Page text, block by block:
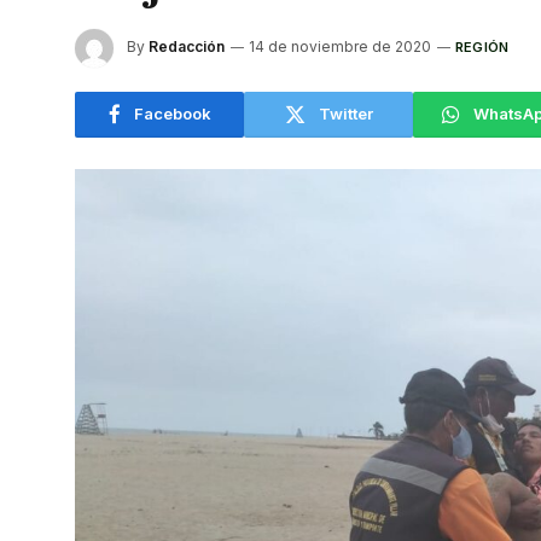
By Redacción 14 de noviembre de 2020 REGIÓN
Facebook Twitter